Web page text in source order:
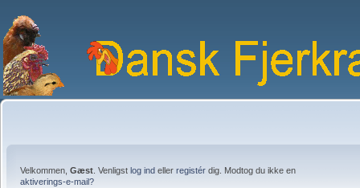
Velkommen, Gæst . Venligst log ind eller registér dig. Modtog du ikke en
aktiverings-e-mail?